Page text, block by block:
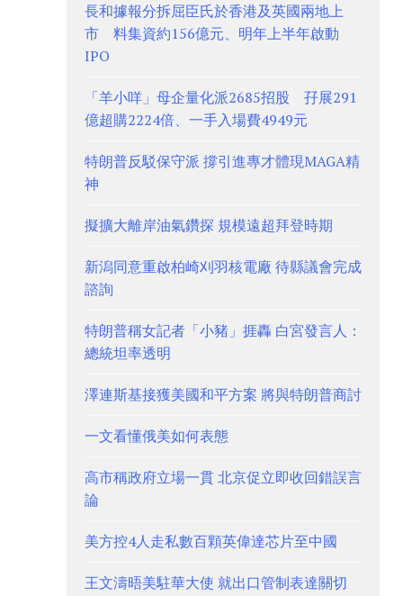
長和據報分拆屈臣氏於香港及英國兩地上
市 料集資約156億元、明年上半年啟動
IPO
「羊小咩」母企量化派2685招股 孖展291
億超購2224倍、一手入場費4949元
特朗普反駁保守派 撐引進專才體現MAGA精
神
擬擴大離岸油氣鑽探 規模遠超拜登時期
新潟同意重啟柏崎刈羽核電廠 待縣議會完成
諮詢
特朗普稱女記者「小豬」捱轟 白宮發言人：
總統坦率透明
澤連斯基接獲美國和平方案 將與特朗普商討
一文看懂俄美如何表態
高市稱政府立場一貫 北京促立即收回錯誤言
論
美方控4人走私數百顆英偉達芯片至中國
王文濤晤美駐華大使 就出口管制表達關切